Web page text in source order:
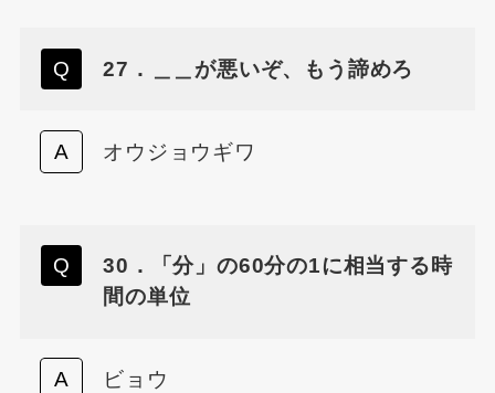
27．＿＿が悪いぞ、もう諦めろ
オウジョウギワ
30．「分」の60分の1に相当する時
間の単位
ビョウ